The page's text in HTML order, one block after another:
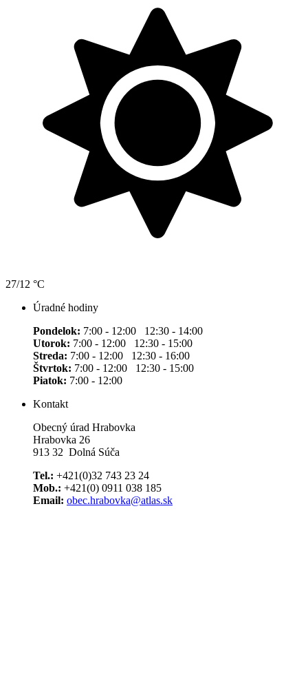
27/12 °C
Úradné hodiny
Pondelok: 7:00 - 12:00 12:30 - 14:00
Utorok: 7:00 - 12:00 12:30 - 15:00
Streda: 7:00 - 12:00 12:30 - 16:00
Štvrtok: 7:00 - 12:00 12:30 - 15:00
Piatok: 7:00 - 12:00
Kontakt
Obecný úrad Hrabovka
Hrabovka 26
913 32 Dolná Súča
Tel.: +421(0)32 743 23 24
Mob.: +421(0) 0911 038 185
Email: obec.hrabovka@atlas.sk